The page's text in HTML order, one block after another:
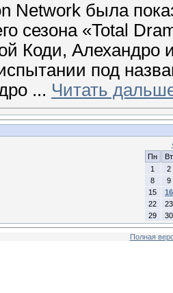
Network была
сезона «Total
Коди, Алехандро
под
... Читать
Пн
Вт
1
2
8
9
15
16
22
23
29
30
Полная